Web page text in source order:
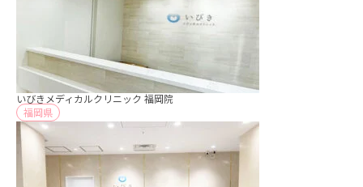
いびきメディカルクリニック 福岡院
福岡県